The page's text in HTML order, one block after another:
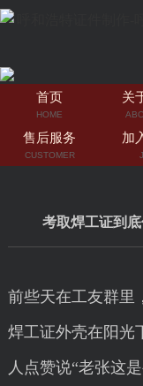
首页
HOME
关
售后服务
CUSTOMER
加
考取焊工证到
前些天在工友群
焊工证外壳在阳光
人点赞说“老张这